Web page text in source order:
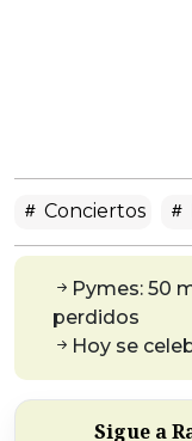
Conciertos
Pymes: 50
perdidos
Hoy se
Sigue a